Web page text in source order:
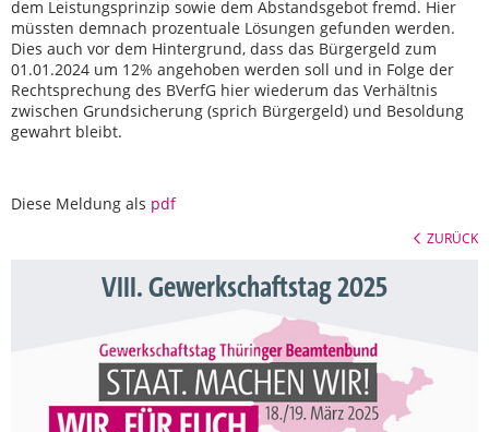
dem Leistungsprinzip sowie dem Abstandsgebot fremd. Hier
müssten demnach prozentuale Lösungen gefunden werden.
Dies auch vor dem Hintergrund, dass das Bürgergeld zum
01.01.2024 um 12% angehoben werden soll und in Folge der
Rechtsprechung des BVerfG hier wiederum das Verhältnis
zwischen Grundsicherung (sprich Bürgergeld) und Besoldung
gewahrt bleibt.
Diese Meldung als pdf
ZURÜCK
VIII. Gewerkschaftstag 2025